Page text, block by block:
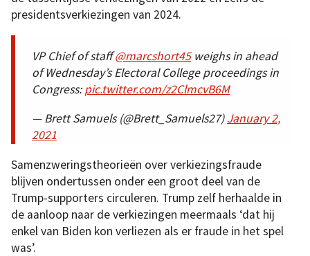
presidentsverkiezingen van 2024.
VP Chief of staff@marcshort45weighs in ahead
of Wednesday’s Electoral College proceedings in
Congress:pic.twitter.com/z2ClmcvB6M
— Brett Samuels (@Brett_Samuels27)January 2,
2021
Samenzweringstheorieën over verkiezingsfraude
blijven ondertussen onder een groot deel van de
Trump-supporters circuleren. Trump zelf herhaalde in
de aanloop naar de verkiezingen meermaals ‘dat hij
enkel van Biden kon verliezen als er fraude in het spel
was’.